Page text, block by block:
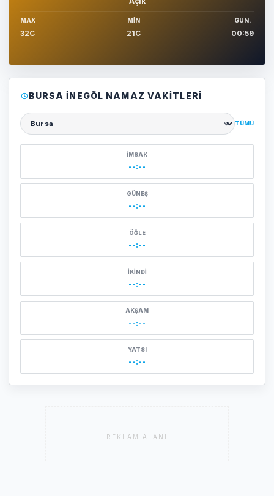
MAX
32C
MIN
21C
GUN.
00:59
BURSA İNEGÖL NAMAZ VAKITLERI
Şehir seçin
TÜMÜ
İMSAK
--:--
GÜNEŞ
--:--
ÖĞLE
--:--
İKINDI
--:--
AKŞAM
--:--
YATSI
--:--
REKLAM ALANI